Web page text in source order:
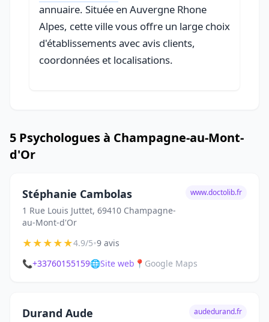
annuaire. Située en Auvergne Rhone
Alpes, cette ville vous offre un large choix
d'établissements avec avis clients,
coordonnées et localisations.
5 Psychologues à Champagne-au-Mont-
d'Or
Stéphanie Cambolas
1 Rue Louis Juttet, 69410 Champagne-
au-Mont-d'Or
www.doctolib.fr
★★★★★4.9/5•9 avis
📞+33760155159🌐Site web 📍 Google Maps
Durand Aude audedurand.fr